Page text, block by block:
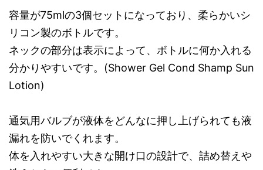
容量が75mlの3個セットになっており、柔らかいシ
リコン製のボトルです。
ネックの部分は表示によって、ボトルに何か入れる
分かりやすいです。(Shower Gel Cond Shamp Sun
Lotion)
通気用バルブが液体をどんなに押し上げられても液
漏れを防いでくれます。
体を入れやすい大きな開け口の設計で、詰め替えや